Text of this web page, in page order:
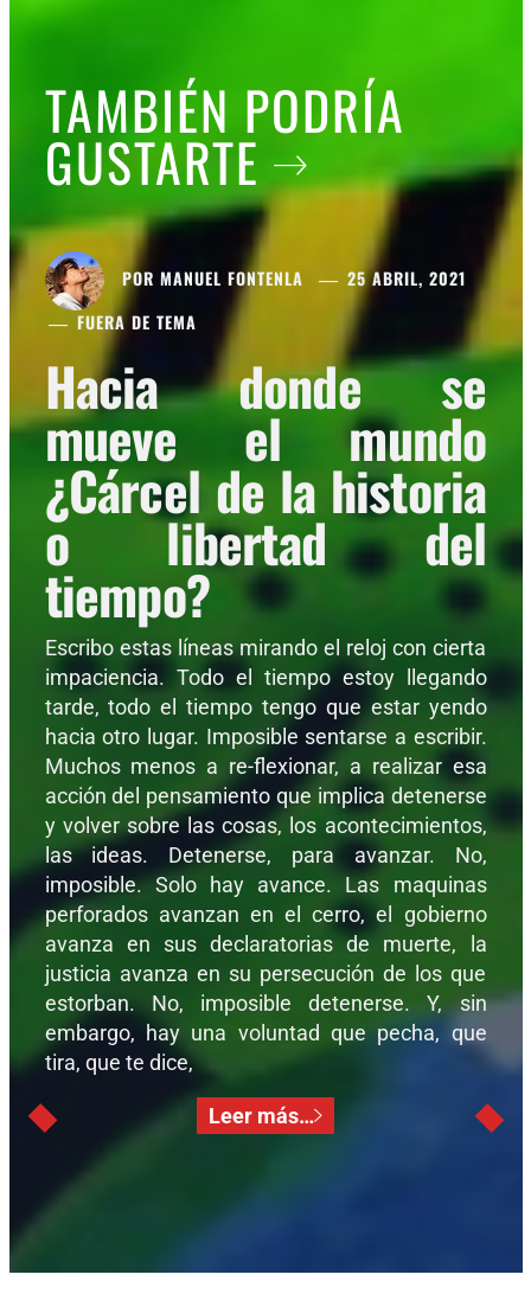
TAMBIÉN PODRÍA
GUSTARTE
POR MANUEL FONTENLA
25 ABRIL, 2021
FUERA DE TEMA
Hacia donde se
mueve el mundo
¿Cárcel de la historia
o libertad del
tiempo?
Escribo estas líneas mirando el reloj con cierta
impaciencia. Todo el tiempo estoy llegando
tarde, todo el tiempo tengo que estar yendo
hacia otro lugar. Imposible sentarse a escribir.
Muchos menos a re-flexionar, a realizar esa
acción del pensamiento que implica detenerse
y volver sobre las cosas, los acontecimientos,
las ideas. Detenerse, para avanzar. No,
imposible. Solo hay avance. Las maquinas
perforados avanzan en el cerro, el gobierno
avanza en sus declaratorias de muerte, la
justicia avanza en su persecución de los que
estorban. No, imposible detenerse. Y, sin
embargo, hay una voluntad que pecha, que
tira, que te dice,
Leer más…